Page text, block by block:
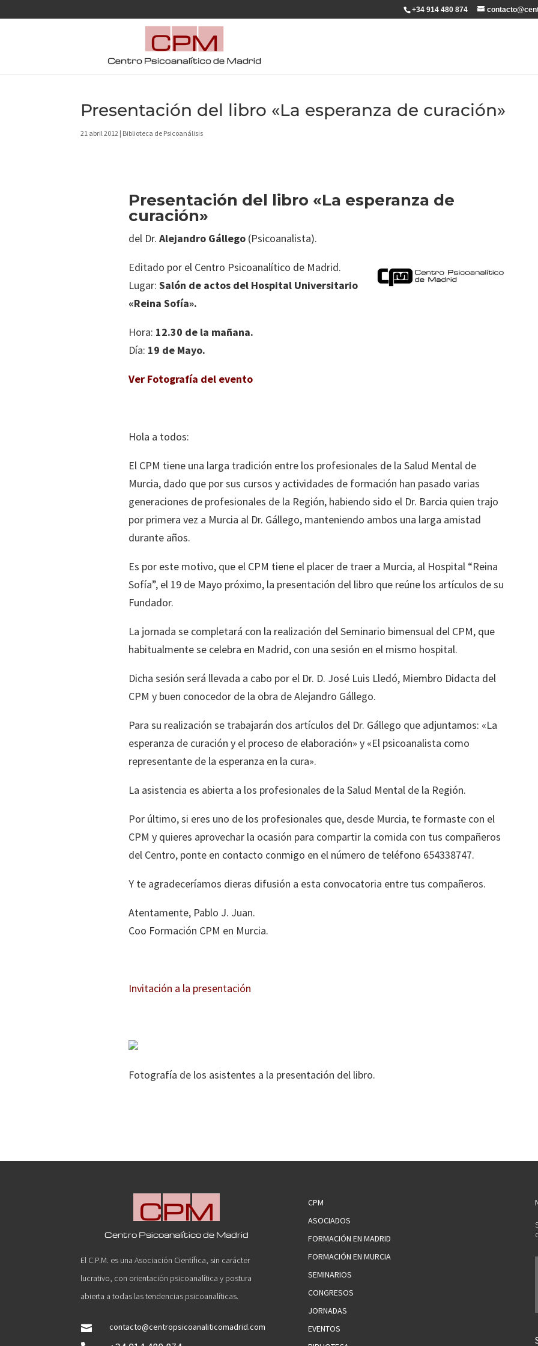
+34 914 480 874
Presentación del libro «La esperanza de curación»
21 abril 2012 | Biblioteca de Psicoanálisis
Presentación del libro «La esperanza de
curación»
del Dr. Alejandro Gállego(Psicoanalista).
Editado por el Centro Psicoanalítico de Madrid.
Lugar: Salón de actos del Hospital Universitario
«Reina Sofía».
Hora: 12.30 de la mañana.
Día: 19 de Mayo.
Ver Fotografía del evento
Hola a todos:
El CPM tiene una larga tradición entre los profesionales de la Salud Mental de
Murcia, dado que por sus cursos y actividades de formación han pasado varias
generaciones de profesionales de la Región, habiendo sido el Dr. Barcia quien trajo
por primera vez a Murcia al Dr. Gállego, manteniendo ambos una larga amistad
durante años.
Es por este motivo, que el CPM tiene el placer de traer a Murcia, al Hospital “Reina
Sofía”, el 19 de Mayo próximo, la presentación del libro que reúne los artículos de su
Fundador.
La jornada se completará con la realización del Seminario bimensual del CPM, que
habitualmente se celebra en Madrid, con una sesión en el mismo hospital.
Dicha sesión será llevada a cabo por el Dr. D. José Luis Lledó, Miembro Didacta del
CPM y buen conocedor de la obra de Alejandro Gállego.
Para su realización se trabajarán dos artículos del Dr. Gállego que adjuntamos: «La
esperanza de curación y el proceso de elaboración» y «El psicoanalista como
representante de la esperanza en la cura».
La asistencia es abierta a los profesionales de la Salud Mental de la Región.
Por último, si eres uno de los profesionales que, desde Murcia, te formaste con el
CPM y quieres aprovechar la ocasión para compartir la comida con tus compañeros
del Centro, ponte en contacto conmigo en el número de teléfono 654338747.
Y te agradeceríamos dieras difusión a esta convocatoria entre tus compañeros.
Atentamente, Pablo J. Juan.
Coo Formación CPM en Murcia.
Invitación a la presentación
Fotografía de los asistentes a la presentación del libro.
Centro Psicoanalítico de Madrid
El C.P.M. es una Asociación Científica, sin carácter
lucrativo, con orientación psicoanalítica y postura
abierta a todas las tendencias psicoanalíticas.

contacto@centropsicoanaliticomadrid.com
CPM
ASOCIADOS
FORMACIÓN EN MADRID
FORMACIÓN EN MURCIA
SEMINARIOS
CONGRESOS
JORNADAS
EVENTOS